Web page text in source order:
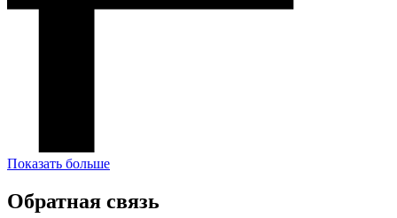
Показать больше
Обратная связь